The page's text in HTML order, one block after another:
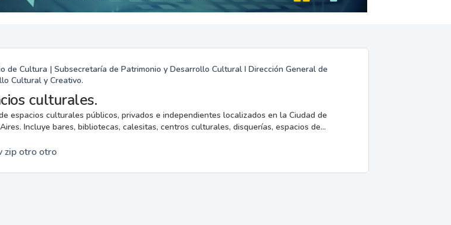
de Cultura | Subsecretaría de Patrimonio y Desarrollo Cultural I Dirección General de
Cultural y Creativo.
culturales.
espacios culturales públicos, privados e independientes localizados en la Ciudad de
Incluye bares, bibliotecas, calesitas, centros culturales, disquerías, espacios de...
zip otro otro